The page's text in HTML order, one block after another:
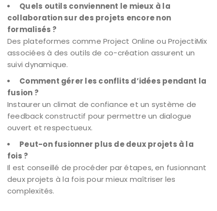
Quels outils conviennent le mieux à la
collaboration sur des projets encore non
formalisés ?
Des plateformes comme Project Online ou ProjectiMix
associées à des outils de co-création assurent un
suivi dynamique.
Comment gérer les conflits d’idées pendant la
fusion ?
Instaurer un climat de confiance et un système de
feedback constructif pour permettre un dialogue
ouvert et respectueux.
Peut-on fusionner plus de deux projets à la
fois ?
Il est conseillé de procéder par étapes, en fusionnant
deux projets à la fois pour mieux maîtriser les
complexités.